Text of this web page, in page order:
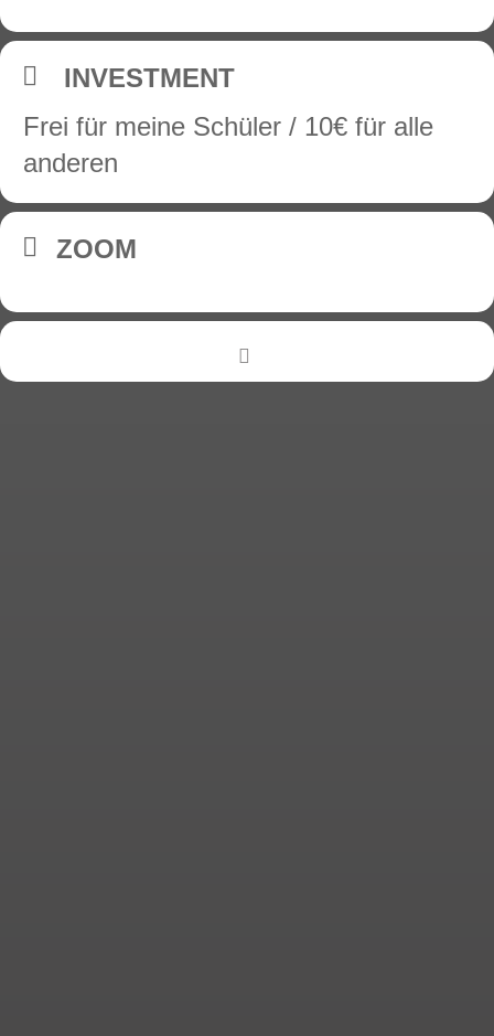
INVESTMENT
Frei für meine Schüler / 10€ für alle
anderen
ZOOM